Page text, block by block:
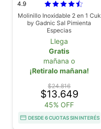
4.9
Molinillo Inoxidable 2 en 1 Cuk
by Gadnic Sal Pimienta
Especias
Llega
Gratis
mañana o
¡Retiralo mañana!
$24.816
$13.649
45% OFF
DESDE 6 CUOTAS SIN INTERÉS